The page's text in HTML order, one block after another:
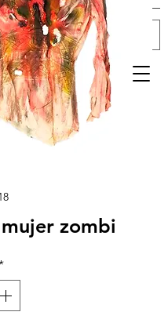
Log In
mujer zombi